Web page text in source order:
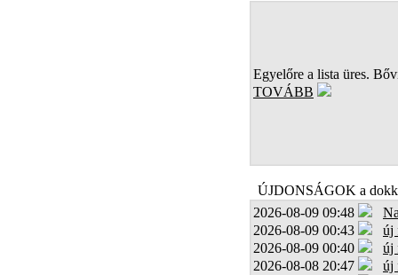
Egyelőre a lista üres.
TOVÁBB
ÚJDONSÁGOK a
2026-08-09 09:48
2026-08-09 00:43
új
2026-08-09 00:40
új
2026-08-08 20:47
új